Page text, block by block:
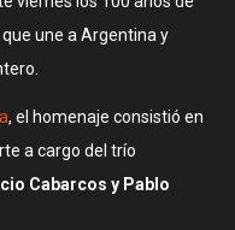
une a Argentina y
, el homenaje consistió en
a cargo del trío
Cabarcos y Pablo